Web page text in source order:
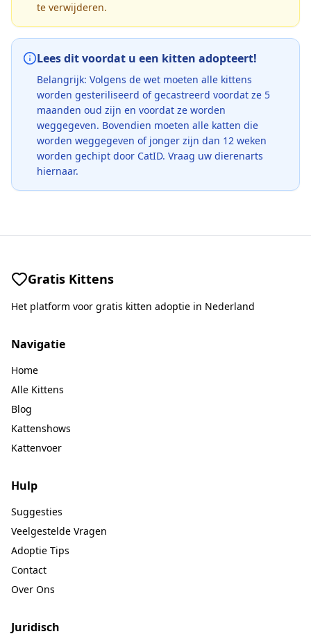
te verwijderen.
Lees dit voordat u een kitten adopteert!
Belangrijk: Volgens de wet moeten alle kittens
worden gesteriliseerd of gecastreerd voordat ze 5
maanden oud zijn en voordat ze worden
weggegeven. Bovendien moeten alle katten die
worden weggegeven of jonger zijn dan 12 weken
worden gechipt door CatID. Vraag uw dierenarts
hiernaar.
Gratis Kittens
Het platform voor gratis kitten adoptie in Nederland
Navigatie
Home
Alle Kittens
Blog
Kattenshows
Kattenvoer
Hulp
Suggesties
Veelgestelde Vragen
Adoptie Tips
Contact
Over Ons
Juridisch